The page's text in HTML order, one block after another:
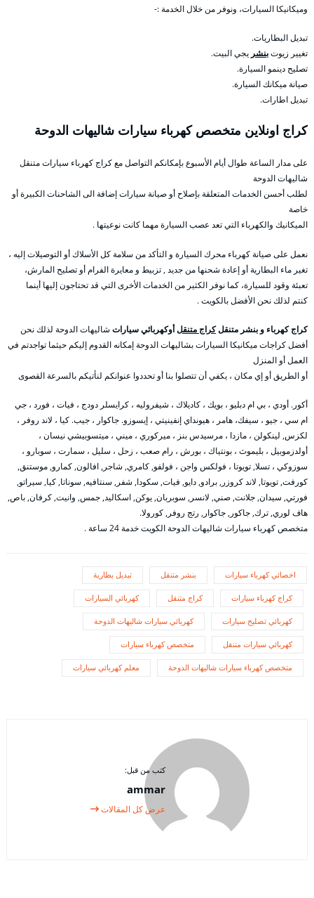
وميكانيكا السيارات، ونوفر من خلال الخدمة :-
تبديل البطاريات.
تغيير زيوتبنشر يجي البيت.
تصليح دينمو السيارة.
صيانة ميكانك السيارة.
تبديل اطارات.
كراج اونلاين متخصص كهرباء سيارات شاليهات الدوحة
على مدار الساعة طوال أيام الأسبوع بإمكانكم التواصل مع كراج كهرباء سيارات متنقل
شاليهات الدوحة
لطلب أحسن الخدمات المتعلقة بإصلاح أو صيانة سيارات إضافة الى الشاحنات الكبيرة أو
خاصة
الميكانيك والكهرباء التي تعد عصب السيارة مهما كانت نوعيتها .
نعمل على صيانة كهرباء محرك السيارة و التأكد من سلامة كل الأسلاك أو التوصيلات إليه ،
تغير ماء البطارية أو إعادة شحنها من جديد , تزبيط و معايرة الفرام أو تصليح المارش،
تعبئة وقود للسيارة، كما نوفر الكثير من الخدمات الأخرى التي قد تحتاجون إليها أينما
كنتم لذلك نحن الأفضل بالكويت .
كراج كهرباء و بنشر متنقلكراج متنقلأوكهربائي سيارات شاليهات الدوحة لذلك نحن
أفضل كراجات ميكانيكا السيارات بشاليهات الدوحة إمكانه القدوم إليكم حيثما تواجدتم في
العمل أو المنزل
أو الطريق أو إي مكان ، يكفي أن تتصلوا بنا أو تحددوا عنوانكم لنأتيكم بالسرعة القصوى
أكور. أودي ، بي ام دبليو ، بويك ، كاديلاك ، شيفروليه ، كرايسلر دودج ، فيات ، فورد ، جي
ام سي ، جيو ، سيفك، هامر ، هيونداي إنفينيتي ، إيسوزو. جاكوار ، جيب. كيا ، لاند روفر ،
لكزس, لينكولن ، مازدا ، مرسيدس بنز ، ميركوري ، ميني ، ميتسوبيشي نيسان ،
أولدزموبيل ، بليموث ، بونتياك ، بورش ، رام صعب ، زحل ، سليل ، سمارت ، سوبارو ،
سوزوكي ، تسلا, تويوتا ، فولكس واجن ، فولفو, كامري, شاجر, افالون, كمارو, موستنق,
كورفت, تويوتا, لاند كروزر, برادو, دايو, فيات, سكودا, شفر, سنتافيه, سوناتا, كيا, سيراتو,
فورتي, سيدان, جلانت, صني, لانسر, سوبربان, يوكن, اسكاليد, جمس, وانيت, كرفان, باص,
هاف لوري, ترك, جاكور, جاكوار, رتج روفر, كورولا.
متخصص كهرباء سيارات شاليهات الدوحة الكويت خدمة 24 ساعة .
اخصائي كهرباء سيارات بنشر متنقل تبديل بطارية
كراج كهرباء سيارات كراج متنقل كهربائي السيارات
كهربائي تصليح سيارات كهربائي سيارات شاليهات الدوحة
كهربائي سيارات متنقل متخصص كهرباء سيارات
متخصص كهرباء سيارات شاليهات الدوحة معلم كهربائي سيارات
كتب من قبل:
ammar
عرض كل المقالات